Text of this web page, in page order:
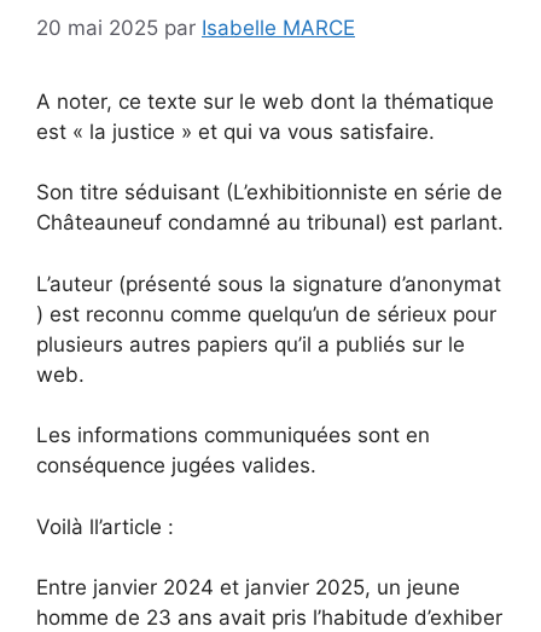
20 mai 2025 par Isabelle MARCE
A noter, ce texte sur le web dont la thématique
est « la justice » et qui va vous satisfaire.
Son titre séduisant (L’exhibitionniste en série de
Châteauneuf condamné au tribunal) est parlant.
L’auteur (présenté sous la signature d’anonymat
) est reconnu comme quelqu’un de sérieux pour
plusieurs autres papiers qu’il a publiés sur le
web.
Les informations communiquées sont en
conséquence jugées valides.
Voilà ll’article :
Entre janvier 2024 et janvier 2025, un jeune
homme de 23 ans avait pris l’habitude d’exhiber